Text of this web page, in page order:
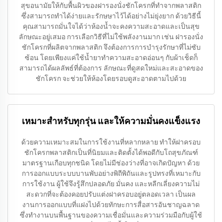
สุขอนามัยให้กับพื้นผิวของฝารองนั่งชักโครกที่ทำจากพลาสติก
ซึ่งสามารถทำได้ง่ายและรักษษาไว้ได้อย่างไม่ยุ่งยาก ด้วยวิธีนี้
คุณสามารถมั่นใจได้ว่าห้องน้ำจะคงความสะอาดและเป็นสุข
ลักษณะอยู่เสมอ การเลือกวิธีที่ไม่ใช้พลังงานมาก เช่น ฝารองนั่ง
ชักโครกที่ผลิตจากพลาสติก จึงต้องการการบำรุงรักษาที่ไม่ซับ
ซ้อน โดยเพียงแค่ใช้น้ำยาทำความสะอาดอ่อนๆ กับผ้าเช็ดก็
สามารถได้ผลลัพธ์ที่ต้องการ ลักษณะที่ดูสดใหม่และสะอาดของ
ชักโครก จะช่วยให้ห้องโดยรอบดูสะอาดตามไปด้วย
เหมาะสำหรับทุกรุ่น และให้ความมั่นคงแข็งแรง
ด้วยความเหมาะสมในการใช้งานที่หลากหลาย ทำให้ฝาครอบ
ชักโครกพลาสติกเป็นที่นิยมและติดตั้งได้พอดีกับโถสุขภัณฑ์
มาตรฐานเกือบทุกชนิด โดยไม่มีช่องว่างที่อาจเกิดปัญหา ด้วย
การออกแบบระบบบานพับอย่างพิถีพิถันและรูปทรงที่เหมาะกับ
การใช้งาน ผู้ใช้จึงรู้สึกปลอดภัย มั่นคง และหลีกเลี่ยงความไม่
สะดวกที่จะต้องคอยปรับแต่งฝาครอบอยู่ตลอดเวลา เป็นผล
งานการออกแบบที่แฝงไปด้วยทักษะการสื่อสารอันชาญฉลาด
ซึ่งทำงานบนพื้นฐานของความเชื่อมั่นและความร่วมมือกับผู้ใช้